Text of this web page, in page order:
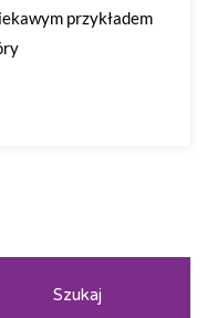
przykładem
Szukaj